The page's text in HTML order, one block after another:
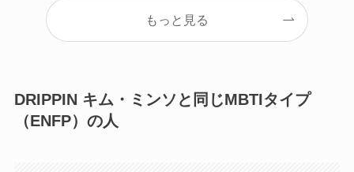
もっと見る
DRIPPIN キム・ミンソと同じMBTIタイプ
（ENFP）の人